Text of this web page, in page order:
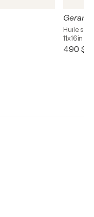
Gerard
Huile sur
11x16in
490